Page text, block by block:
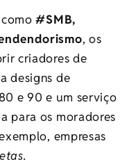
como#SMB,
, os
criadores de
designs de
e 90 e um serviço
para os moradores
empresas